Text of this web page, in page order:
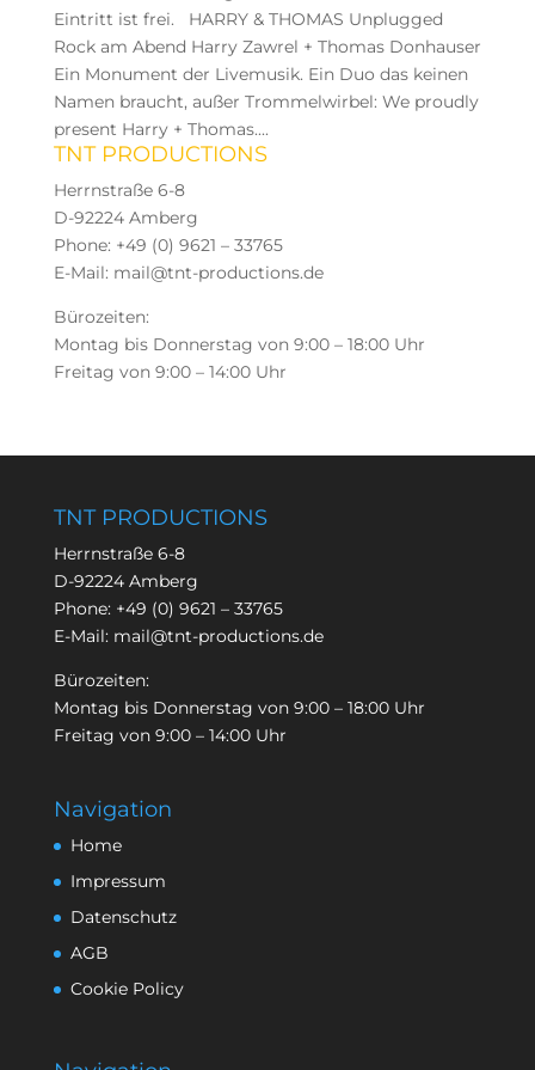
Eintritt ist frei. HARRY & THOMAS Unplugged
Rock am Abend Harry Zawrel + Thomas Donhauser
Ein Monument der Livemusik. Ein Duo das keinen
Namen braucht, außer Trommelwirbel: We proudly
present Harry + Thomas....
TNT PRODUCTIONS
Herrnstraße 6-8
D-92224 Amberg
Phone: +49 (0) 9621 – 33765
E-Mail: mail@tnt-productions.de
Bürozeiten:
Montag bis Donnerstag von 9:00 – 18:00 Uhr
Freitag von 9:00 – 14:00 Uhr
TNT PRODUCTIONS
Herrnstraße 6-8
D-92224 Amberg
Phone: +49 (0) 9621 – 33765
E-Mail: mail@tnt-productions.de
Bürozeiten:
Montag bis Donnerstag von 9:00 – 18:00 Uhr
Freitag von 9:00 – 14:00 Uhr
Navigation
Home
Impressum
Datenschutz
AGB
Cookie Policy